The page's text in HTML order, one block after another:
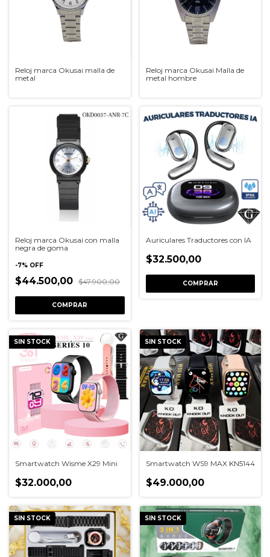
Reloj marca Okusai malla de
metal
Reloj marca Okusai Malla de
metal hombre
Reloj marca Okusai con malla
negra de goma
-7% OFF
$44.500,00 $47.900,00
COMPRAR
Auriculares Traductores con IA
$32.500,00
SIN STOCK
Smartwatch Wisme X29 Mini
$32.000,00
SIN STOCK
Smartwatch WS9 MAX KN5144
$49.000,00
SIN STOCK SIN STOCK